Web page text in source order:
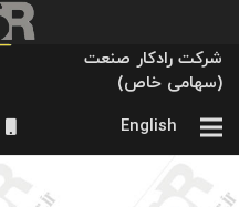
شرکت رادکار صنعت
(سهامی خاص)
English